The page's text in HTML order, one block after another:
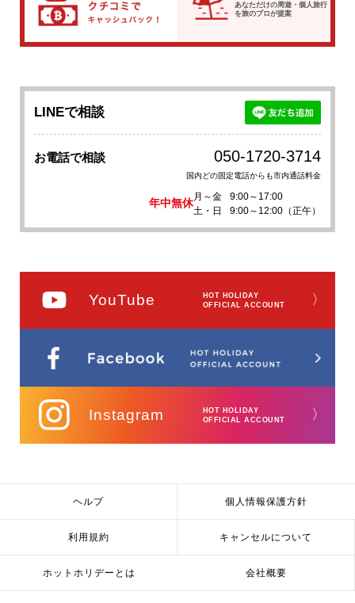
あなただけの周遊・個人旅行
を旅のプロが提案
LINEで相談
お電話で相談 050-1720-3714
国内どの固定電話からも市内通話料金
年中無休
月～金
9:00～17:00
土・日
9:00～12:00（正午）
YouTube
HOT HOLIDAY
OFFICIAL ACCOUNT
〉
Instagram
HOT HOLIDAY
OFFICIAL ACCOUNT
〉
ヘルプ 個人情報保護方針
利用規約 キャンセルについて
ホットホリデーとは 会社概要